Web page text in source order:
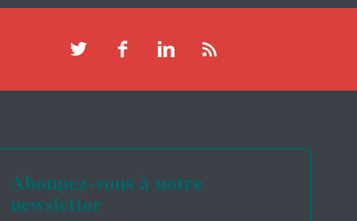
Abonnez-vous à notre
newsletter